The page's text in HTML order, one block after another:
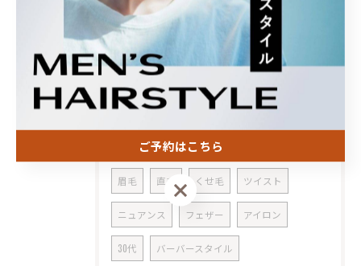
タグ Tags
三軒茶屋 メンズカット
眉毛 直毛 くせ毛 ツイスト
ニュアンス フェザー アイロン
30代 バーバースタイル
ご予約はこちら
ご予約はこちら